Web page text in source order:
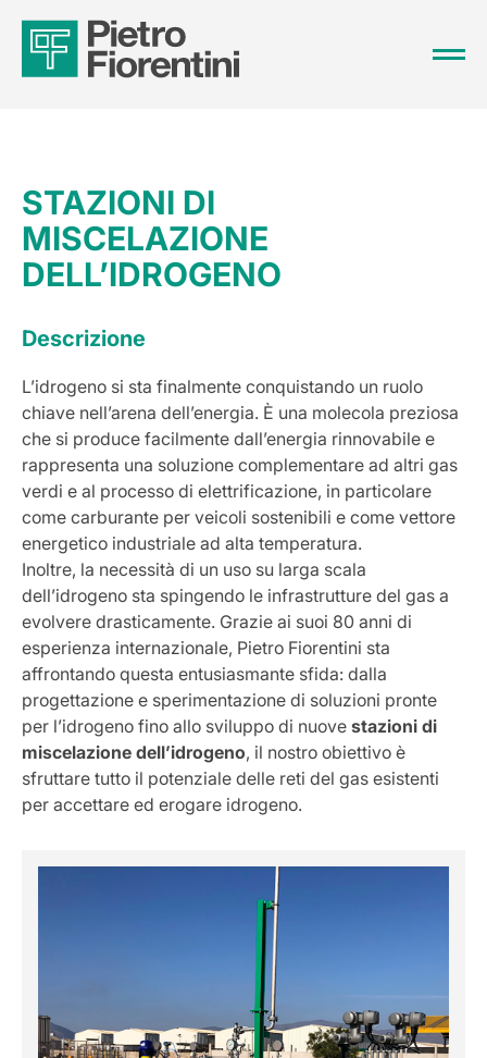
STAZIONI DI
MISCELAZIONE
DELL’IDROGENO
Descrizione
L’idrogeno si sta finalmente conquistando un ruolo
chiave nell’arena dell’energia. È una molecola preziosa
che si produce facilmente dall’energia rinnovabile e
rappresenta una soluzione complementare ad altri gas
verdi e al processo di elettrificazione, in particolare
come carburante per veicoli sostenibili e come vettore
energetico industriale ad alta temperatura.
Inoltre, la necessità di un uso su larga scala
dell’idrogeno sta spingendo le infrastrutture del gas a
evolvere drasticamente. Grazie ai suoi 80 anni di
esperienza internazionale, Pietro Fiorentini sta
affrontando questa entusiasmante sfida: dalla
progettazione e sperimentazione di soluzioni pronte
per l’idrogeno fino allo sviluppo di nuove stazioni di
miscelazione dell’idrogeno, il nostro obiettivo è
sfruttare tutto il potenziale delle reti del gas esistenti
per accettare ed erogare idrogeno.